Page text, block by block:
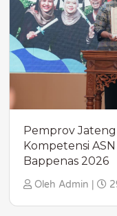
Pemprov
Kompetensi
Bappenas 2026
Oleh Admin |